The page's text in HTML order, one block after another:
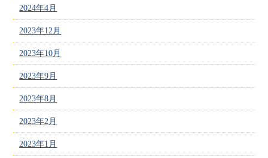
2024年4月
2023年12月
2023年10月
2023年9月
2023年8月
2023年2月
2023年1月